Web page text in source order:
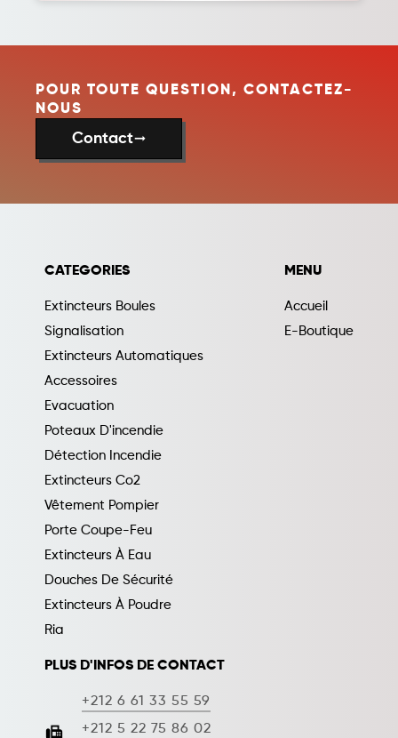
POUR TOUTE QUESTION, CONTACTEZ-
NOUS
Contacttrending_flat
CATEGORIES
Extincteurs Boules
Signalisation
Extincteurs Automatiques
Accessoires
Evacuation
Poteaux D'incendie
Détection Incendie
Extincteurs Co2
Vêtement Pompier
Porte Coupe-Feu
Extincteurs À Eau
Douches De Sécurité
Extincteurs À Poudre
Ria
MENU
Accueil
E-Boutique
PLUS D'INFOS DE CONTACT
+212 6 61 33 55 59
fax +212 5 22 75 86 02